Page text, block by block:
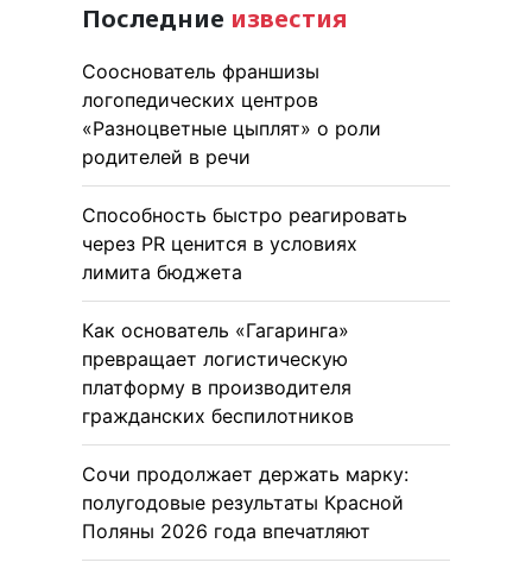
Последние известия
Сооснователь франшизы
логопедических центров
«Разноцветные цыплят» о роли
родителей в речи
Способность быстро реагировать
через PR ценится в условиях
лимита бюджета
Как основатель «Гагаринга»
превращает логистическую
платформу в производителя
гражданских беспилотников
Сочи продолжает держать марку:
полугодовые результаты Красной
Поляны 2026 года впечатляют